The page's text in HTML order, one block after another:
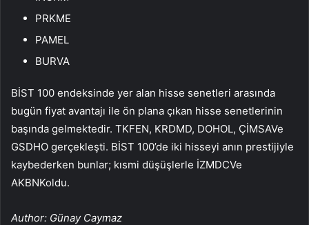
PRKME
PAMEL
BURVA
BİST 100 endeksinde yer alan hisse senetleri arasında
bugün fiyat avantajı ile ön plana çıkan hisse senetlerinin
başında gelmektedir. TKFEN, KRDMD, DOHOL, ÇİMSAVe
GSDHO gerçekleşti. BİST 100’de iki hisseyi anın prestijiyle
kaybederken bunlar; kısmi düşüşlerle İZMDCVe
AKBNKoldu.
Author: Günay Caymaz